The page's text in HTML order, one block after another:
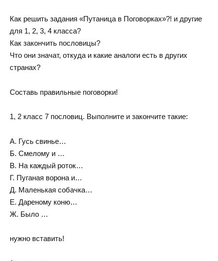
Как решить задания «Путаница в Поговорках»?! и другие
для 1, 2, 3, 4 класса?
Как закончить пословицы?
Что они значат, откуда и какие аналоги есть в других
странах?
Составь правильные поговорки!
1, 2 класс 7 пословиц. Выполните и закончите такие:
А. Гусь свинье…
Б. Смелому и …
В. На каждый роток…
Г. Пуганая ворона и…
Д. Маленькая собачка…
Е. Дареному коню…
Ж. Было …
нужно вставить!